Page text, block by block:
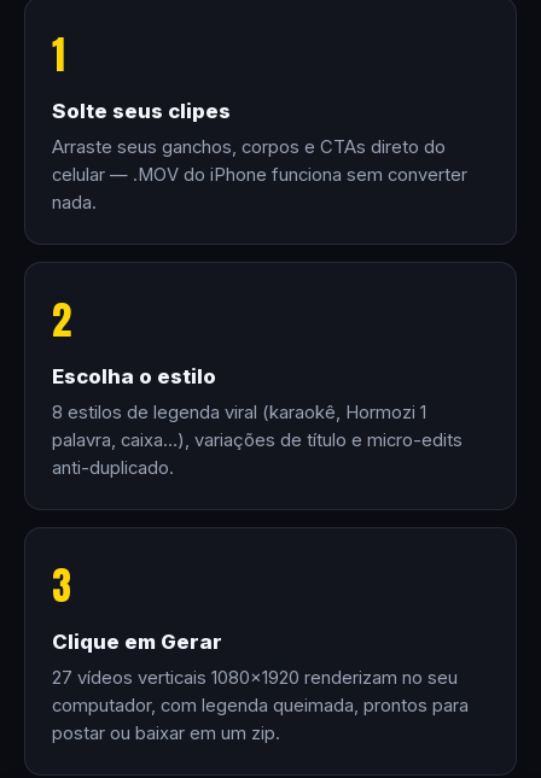
1
Solte seus clipes
Arraste seus ganchos, corpos e CTAs direto do
celular — .MOV do iPhone funciona sem converter
nada.
2
Escolha o estilo
8 estilos de legenda viral (karaokê, Hormozi 1
palavra, caixa…), variações de título e micro-edits
anti-duplicado.
3
Clique em Gerar
27 vídeos verticais 1080×1920 renderizam no seu
computador, com legenda queimada, prontos para
postar ou baixar em um zip.